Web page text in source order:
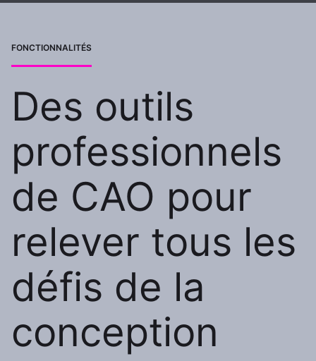
FONCTIONNALITÉS
Des outils
professionnels
de CAO pour
relever tous les
défis de la
conception